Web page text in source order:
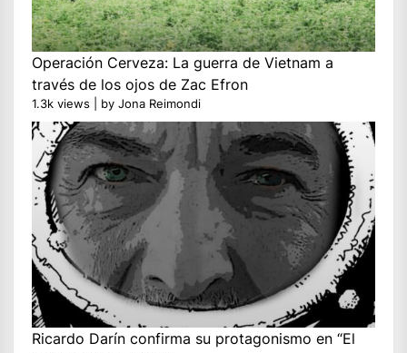
Operación Cerveza: La guerra de Vietnam a
través de los ojos de Zac Efron
1.3k views by Jona Reimondi
Ricardo Darín confirma su protagonismo en “El